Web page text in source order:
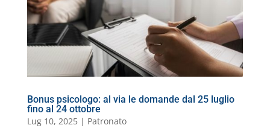
Bonus psicologo: al via le domande dal 25 luglio
fino al 24 ottobre
Lug 10, 2025| Patronato